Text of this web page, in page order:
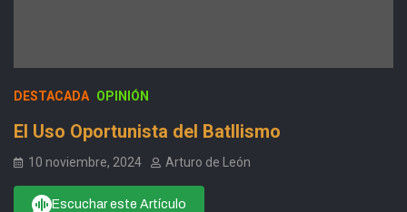
DESTACADA OPINIÓN
El Uso Oportunista del Batllismo
10 noviembre, 2024 Arturo de León
Escuchar este Artículo